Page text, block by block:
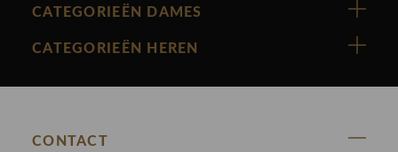
Vanguard
Cast Iron
CATEGORIEËN DAMES
Nieuw binnen
Blouses
CATEGORIEËN HEREN
Broeken
CONTACT